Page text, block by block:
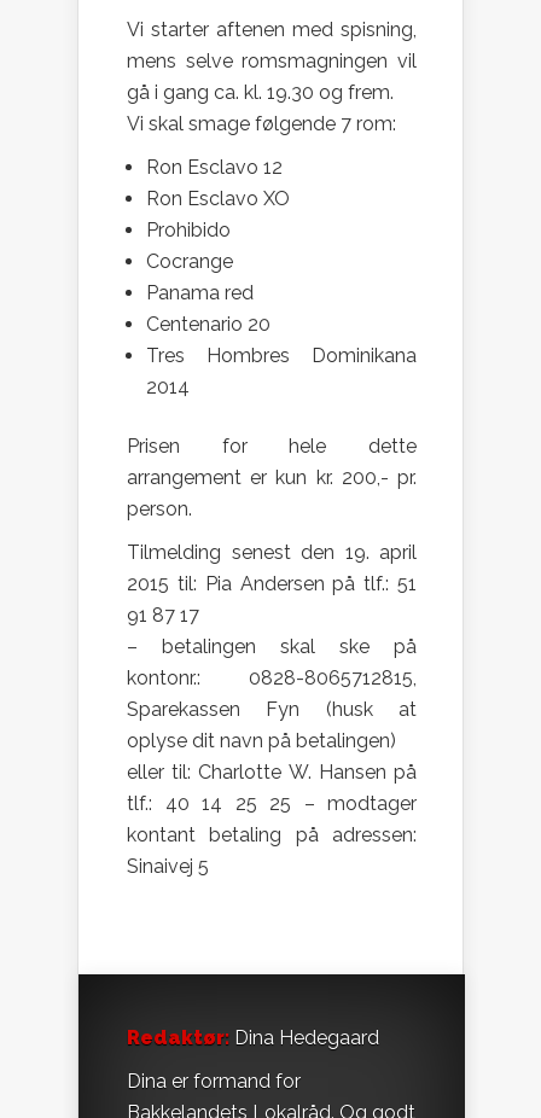
Vi starter aftenen med spisning,
mens selve romsmagningen vil
gå i gang ca. kl. 19.30 og frem.
Vi skal smage følgende 7 rom:
Ron Esclavo 12
Ron Esclavo XO
Prohibido
Cocrange
Panama red
Centenario 20
Tres Hombres Dominikana
2014
Prisen for hele dette
arrangement er kun kr. 200,- pr.
person.
Tilmelding senest den 19. april
2015 til: Pia Andersen på tlf.: 51
91 87 17
– betalingen skal ske på
kontonr.: 0828-8065712815,
Sparekassen Fyn (husk at
oplyse dit navn på betalingen)
eller til: Charlotte W. Hansen på
tlf.: 40 14 25 25 – modtager
kontant betaling på adressen:
Sinaivej 5
Redaktør: Dina Hedegaard
Dina er formand for
Bakkelandets Lokalråd. Og godt